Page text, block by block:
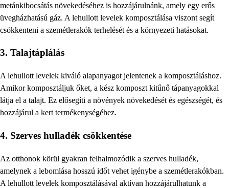
metánkibocsátás növekedéséhez is hozzájárulnánk, amely egy erős
üvegházhatású gáz. A lehullott levelek komposztálása viszont segít
csökkenteni a szemétlerakók terhelését és a környezeti hatásokat.
3. Talajtáplálás
A lehullott levelek kiváló alapanyagot jelentenek a komposztáláshoz.
Amikor komposztáljuk őket, a kész komposzt kitűnő tápanyagokkal
látja el a talajt. Ez elősegíti a növények növekedését és egészségét, és
hozzájárul a kert termékenységéhez.
4. Szerves hulladék csökkentése
Az otthonok körül gyakran felhalmozódik a szerves hulladék,
amelynek a lebomlása hosszú időt vehet igénybe a szemétlerakókban.
A lehullott levelek komposztálásával aktívan hozzájárulhatunk a